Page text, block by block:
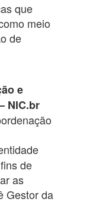
que
meio
de
e
NIC.br
de
as
Gestor da